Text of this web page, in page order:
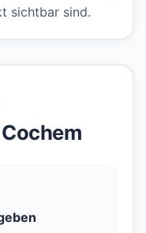
sichtbar sind.